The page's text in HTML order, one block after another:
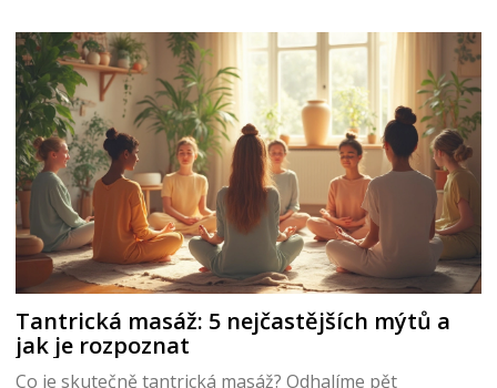
Tantrická masáž: 5 nejčastějších mýtů a
jak je rozpoznat
Co je skutečně tantrická masáž? Odhalíme pět